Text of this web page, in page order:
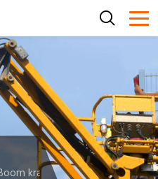
kranas >Knuckle Boom